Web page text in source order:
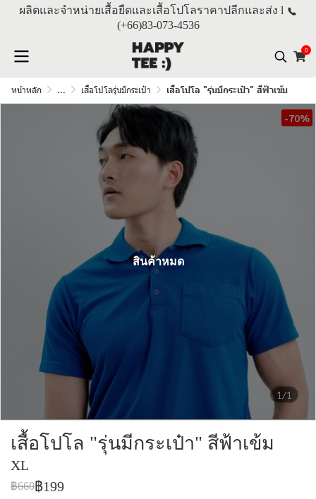
ผลิตและจำหน่ายเสื้อยืดและเสื้อโปโลราคาปลีกและส่ง l
(+66)83-073-4536
0
หน้าหลัก ... เสื้อโปโลรุ่นมีกระเป๋า เสื้อโปโล "รุ่นมีกระเป๋า" สีฟ้าเข้ม
1/1
-70%
สินค้าหมด
เสื้อโปโล "รุ่นมีกระเป๋า" สีฟ้าเข้ม
XL
฿660฿199